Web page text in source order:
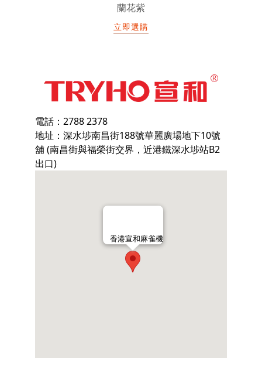
蘭花紫
立即選購
電話：2788 2378
地址：深水埗南昌街188號華麗廣場地下10號
舖 (南昌街與福榮街交界，近港鐵深水埗站B2
出口)
香港宣和麻雀機